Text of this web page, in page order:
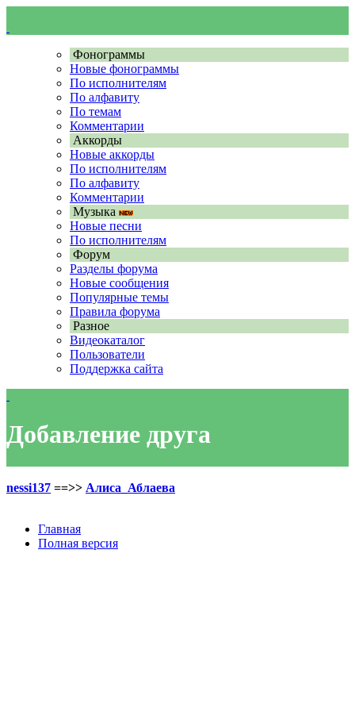
Фонограммы
Новые фонограммы
По исполнителям
По алфавиту
По темам
Комментарии
Аккорды
Новые аккорды
По исполнителям
По алфавиту
Комментарии
Музыка
Новые песни
По исполнителям
Форум
Разделы форума
Новые сообщения
Популярные темы
Правила форума
Разное
Видеокаталог
Пользователи
Поддержка сайта
Добавление друга
nessi137 ==>> Алиса_Аблаева
Главная
Полная версия